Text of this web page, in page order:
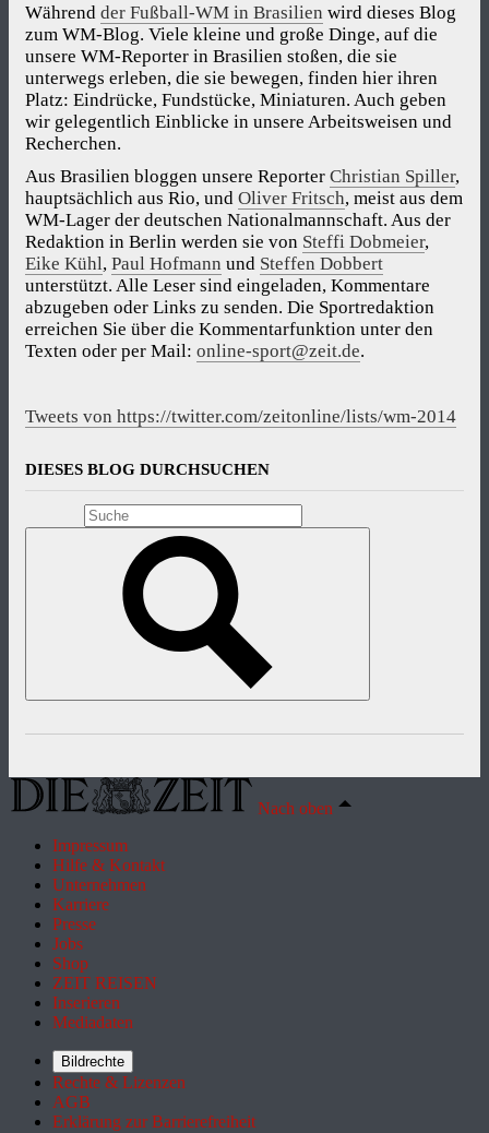
Während der Fußball-WM in Brasilien wird dieses Blog
zum WM-Blog. Viele kleine und große Dinge, auf die
unsere WM-Reporter in Brasilien stoßen, die sie
unterwegs erleben, die sie bewegen, finden hier ihren
Platz: Eindrücke, Fundstücke, Miniaturen. Auch geben
wir gelegentlich Einblicke in unsere Arbeitsweisen und
Recherchen.
Aus Brasilien bloggen unsere Reporter Christian Spiller,
hauptsächlich aus Rio, und Oliver Fritsch, meist aus dem
WM-Lager der deutschen Nationalmannschaft. Aus der
Redaktion in Berlin werden sie von Steffi Dobmeier,
Eike Kühl, Paul Hofmann und Steffen Dobbert
unterstützt. Alle Leser sind eingeladen, Kommentare
abzugeben oder Links zu senden. Die Sportredaktion
erreichen Sie über die Kommentarfunktion unter den
Texten oder per Mail: online-sport@zeit.de.
Tweets von https://twitter.com/zeitonline/lists/wm-2014
DIESES BLOG DURCHSUCHEN
Nach oben
Impressum
Hilfe & Kontakt
Unternehmen
Karriere
Presse
Jobs
Shop
ZEIT REISEN
Inserieren
Mediadaten
Bildrechte
Rechte & Lizenzen
AGB
Erklärung zur Barrierefreiheit